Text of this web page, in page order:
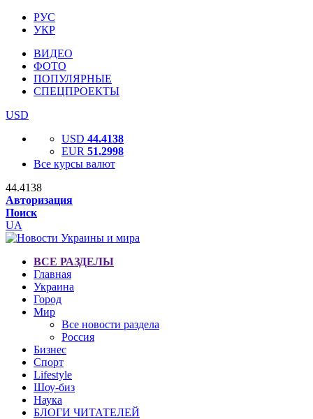
РУС
УКР
ВИДЕО
ФОТО
ПОПУЛЯРНЫЕ
СПЕЦПРОЕКТЫ
USD
USD 44.4138
EUR 51.2998
Все курсы валют
44.4138
Авторизация
Поиск
UA
ВСЕ РАЗДЕЛЫ
Главная
Украина
Город
Мир
Все новости раздела
Россия
Бизнес
Спорт
Lifestyle
Шоу-биз
Наука
БЛОГИ ЧИТАТЕЛЕЙ